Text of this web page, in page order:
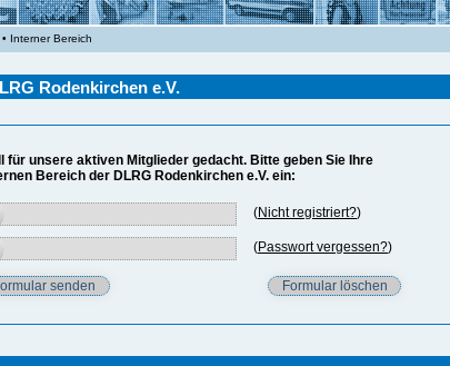
Interner Bereich
Rodenkirchen e.V.
für unsere aktiven Mitglieder gedacht. Bitte geben Sie Ihre
Bereich der DLRG Rodenkirchen e.V. ein:
(Nicht registriert?)
(Passwort vergessen?)